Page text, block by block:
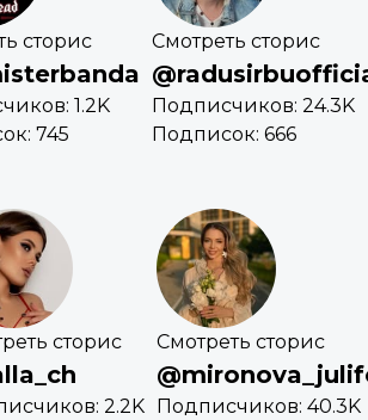
сторис
1.2K
745
Смотреть сторис
Подписчиков: 24.3K
Подписок: 666
сторис
2.2K
Смотреть сторис
Подписчиков: 40.3K